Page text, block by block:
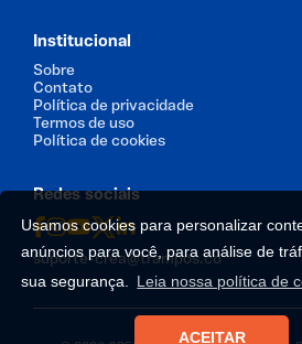
Usamos cookies para personalizar
anúncios para você, para análise de
sua segurança.
Leia nossa política de
ACEITAR
Institucional
Sobre
Contato
Política de privacidade
Termos de uso
Política de cookies
Redes sociais
suporte-crea@trampos.co